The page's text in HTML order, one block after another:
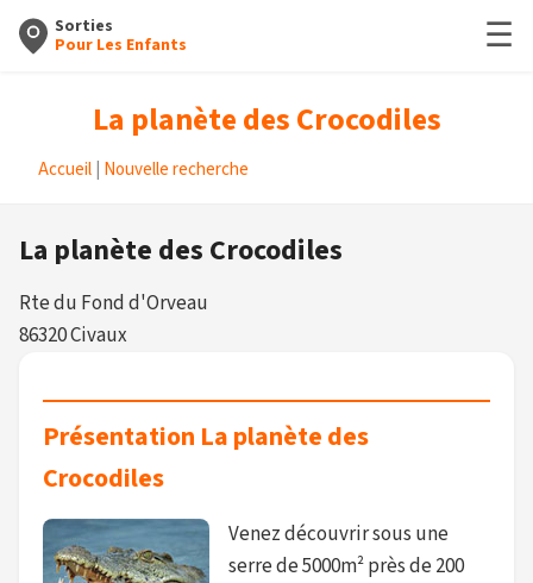
Sorties
Pour Les Enfants
☰
La planète des Crocodiles
Accueil Nouvelle recherche
La planète des Crocodiles
Rte du Fond d'Orveau
86320 Civaux
Présentation La planète des
Crocodiles
Venez découvrir sous une
serre de 5000m² près de 200